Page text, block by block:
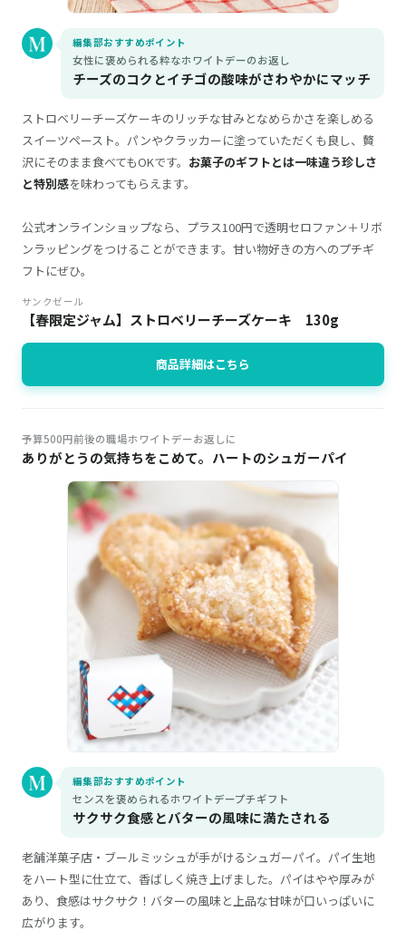
編集部おすすめポイント
女性に褒められる粋なホワイトデーのお返し
チーズのコクとイチゴの酸味がさわやかにマッチ
ストロベリーチーズケーキのリッチな甘みとなめらかさを楽しめる
スイーツペースト。パンやクラッカーに塗っていただくも良し、贅
沢にそのまま食べてもOKです。 お菓子のギフトとは一味違う珍しさ
と特別感を味わってもらえます。
公式オンラインショップなら、プラス100円で透明セロファン＋リボ
ンラッピングをつけることができます。甘い物好きの方へのプチギ
フトにぜひ。
サンクゼール
【春限定ジャム】ストロベリーチーズケーキ 130g
商品詳細はこちら
予算500円前後の職場ホワイトデーお返しに
ありがとうの気持ちをこめて。ハートのシュガーパイ
編集部おすすめポイント
センスを褒められるホワイトデープチギフト
サクサク食感とバターの風味に満たされる
老舗洋菓子店・ブールミッシュが手がけるシュガーパイ。パイ生地
をハート型に仕立て、香ばしく焼き上げました。パイはやや厚みが
あり、食感はサクサク！バターの風味と上品な甘味が口いっぱいに
広がります。